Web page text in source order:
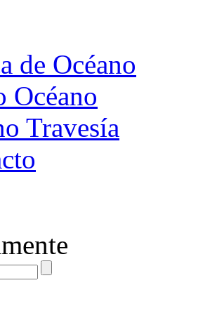
de Océano
Océano
Travesía